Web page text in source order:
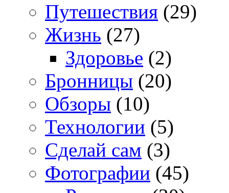
Путешествия (29)
Жизнь (27)
Здоровье (2)
Бронницы (20)
Обзоры (10)
Технологии (5)
Сделай сам (3)
Фотографии (45)